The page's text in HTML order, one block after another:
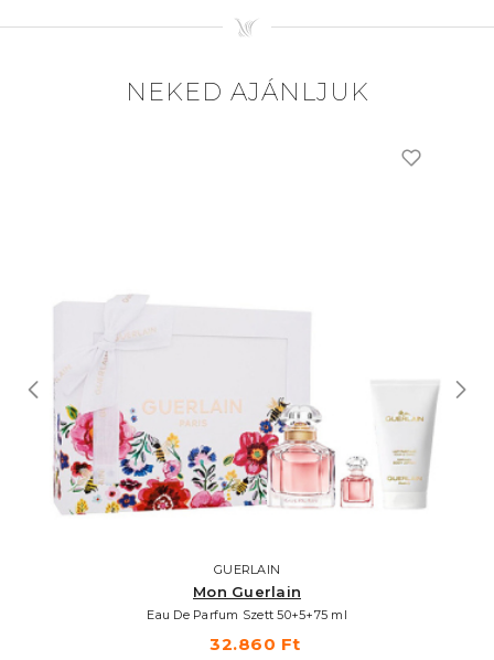
NEKED AJÁNLJUK
GUERLAIN
Mon Guerlain
Eau De Parfum Szett 50+5+75 ml
32.860 Ft